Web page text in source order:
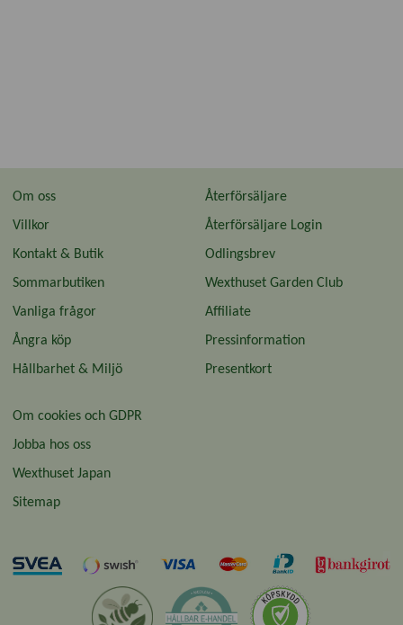
Om oss
Villkor
Kontakt & Butik
Sommarbutiken
Vanliga frågor
Ångra köp
Hållbarhet & Miljö
Återförsäljare
Återförsäljare Login
Odlingsbrev
Wexthuset Garden Club
Affiliate
Pressinformation
Presentkort
Om cookies och GDPR
Jobba hos oss
Wexthuset Japan
Sitemap